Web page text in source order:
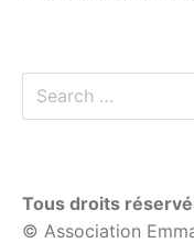
Search
Tous droits
© Association